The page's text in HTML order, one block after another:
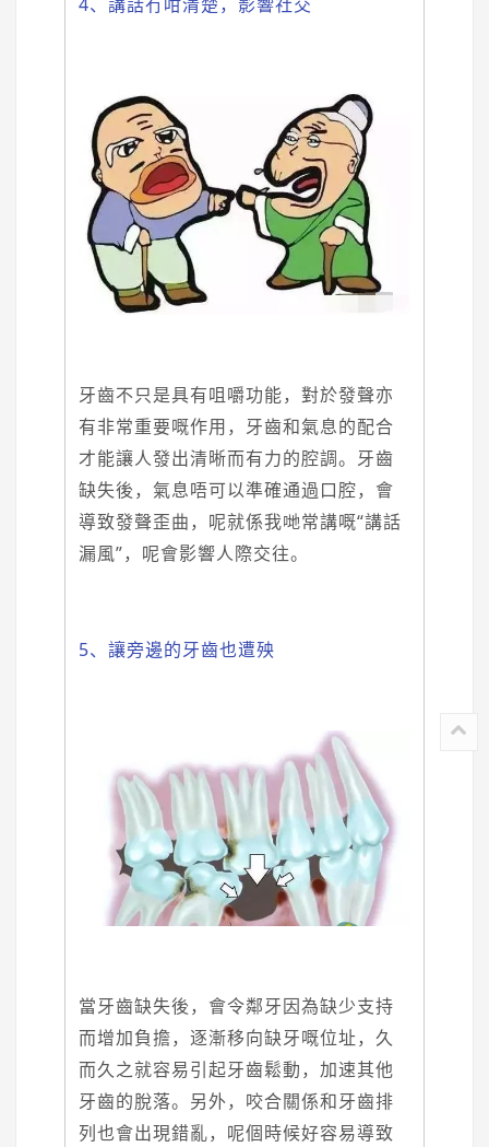
牙齒不只是具有咀嚼功能，對於發聲亦
有非常重要嘅作用，牙齒和氣息的配合
才能讓人發出清晰而有力的腔調。牙齒
缺失後，氣息唔可以準確通過口腔，會
導致發聲歪曲，呢就係我哋常講嘅“講話
漏風”，呢會影響人際交往。
5、讓旁邊的牙齒也遭殃
當牙齒缺失後，會令鄰牙因為缺少支持
而增加負擔，逐漸移向缺牙嘅位址，久
而久之就容易引起牙齒鬆動，加速其他
牙齒的脫落。另外，咬合關係和牙齒排
列也會出現錯亂，呢個時候好容易導致